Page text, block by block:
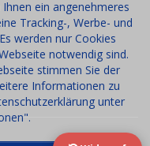
ein angenehmeres
Tracking-, Werbe- und
werden nur Cookies
notwendig sind.
stimmen Sie der
Informationen zu
unter